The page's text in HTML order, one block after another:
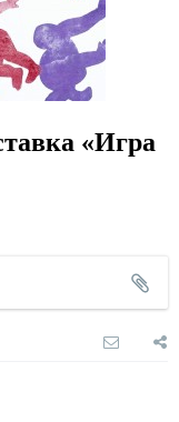
«Игра